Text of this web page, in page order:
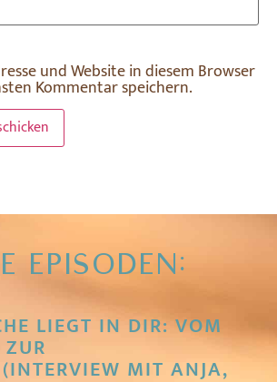
und Website in diesem Browser
Kommentar speichern.
EPISODEN:
LIEGT IN DIR: VOM
MIT ANJA,